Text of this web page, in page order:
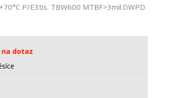
P/E3tis. TBW600 MTBF>3mil.DWPD
na dotaz